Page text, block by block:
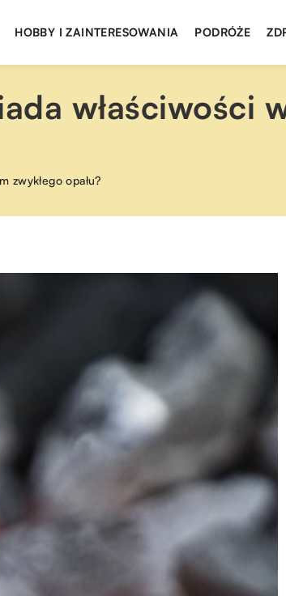
HOBBY I ZAINTERESOWANIA PODRÓŻE
właściwości
zwykłego opału?